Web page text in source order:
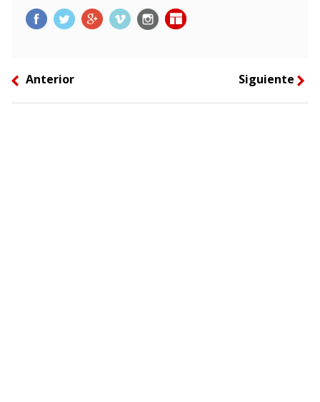
left Anterior Siguiente right